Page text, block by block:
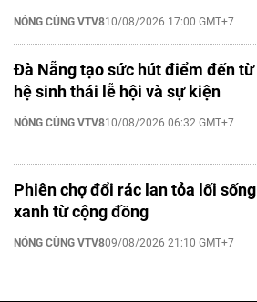
NÓNG CÙNG VTV810/08/2026 17:00 GMT+7
Đà Nẵng tạo sức hút điểm đến từ
hệ sinh thái lễ hội và sự kiện
NÓNG CÙNG VTV810/08/2026 06:32 GMT+7
Phiên chợ đổi rác lan tỏa lối sống
xanh từ cộng đồng
NÓNG CÙNG VTV809/08/2026 21:10 GMT+7